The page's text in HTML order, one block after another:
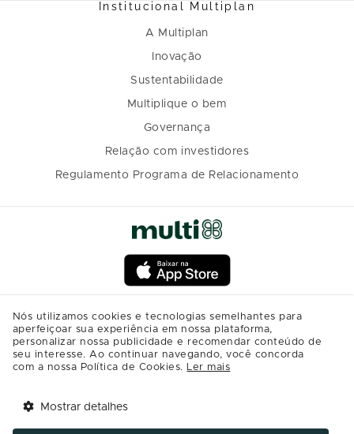
Institucional Multiplan
A Multiplan
Inovação
Sustentabilidade
Multiplique o bem
Governança
Relação com investidores
Regulamento Programa de Relacionamento
Nós utilizamos cookies e tecnologias semelhantes para
aperfeiçoar sua experiência em nossa plataforma,
personalizar nossa publicidade e recomendar conteúdo de
seu interesse. Ao continuar navegando, você concorda
com a nossa Política de Cookies. Ler mais
Mostrar detalhes